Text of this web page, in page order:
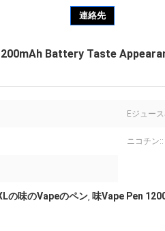
連絡先
Battery Taste
Eジュー
ニコチン::
の味のVapeのペン, 味Vape Pen